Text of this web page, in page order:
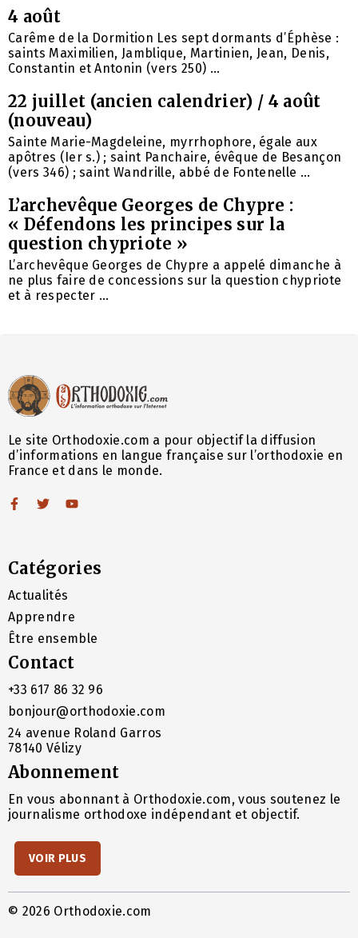
4 août
Carême de la Dormition Les sept dormants d’Éphèse :
saints Maximilien, Jamblique, Martinien, Jean, Denis,
Constantin et Antonin (vers 250) ...
22 juillet (ancien calendrier) / 4 août
(nouveau)
Sainte Marie-Magdeleine, myrrhophore, égale aux
apôtres (Ier s.) ; saint Panchaire, évêque de Besançon
(vers 346) ; saint Wandrille, abbé de Fontenelle ...
L’archevêque Georges de Chypre :
« Défendons les principes sur la
question chypriote »
L’archevêque Georges de Chypre a appelé dimanche à
ne plus faire de concessions sur la question chypriote
et à respecter ...
Le site Orthodoxie.com a pour objectif la diffusion
d’informations en langue française sur l’orthodoxie en
France et dans le monde.
Catégories
Actualités
Apprendre
Être ensemble
Contact
+33 617 86 32 96
bonjour@orthodoxie.com
24 avenue Roland Garros
78140 Vélizy
Abonnement
En vous abonnant à Orthodoxie.com, vous soutenez le
journalisme orthodoxe indépendant et objectif.
VOIR PLUS
© 2026 Orthodoxie.com